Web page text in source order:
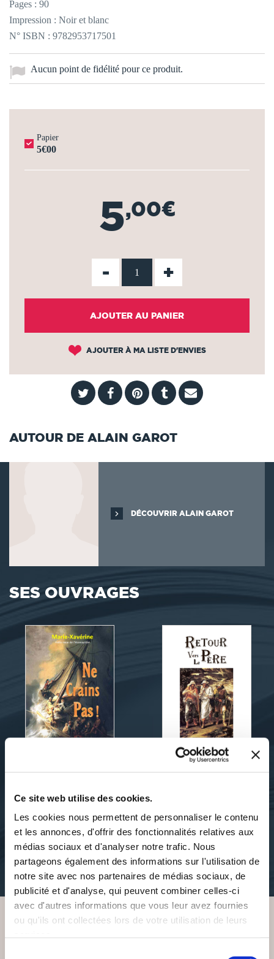
Ce site web utilise des cookies.
Les cookies nous permettent de personnaliser le contenu
et les annonces, d'offrir des fonctionnalités relatives aux
médias sociaux et d'analyser notre trafic. Nous
partageons également des informations sur l'utilisation de
notre site avec nos partenaires de médias sociaux, de
publicité et d'analyse, qui peuvent combiner celles-ci
avec d'autres informations que vous leur avez fournies
ou qu'ils ont collectées lors de votre utilisation de leurs
Pages : 90
Impression : Noir et blanc
N° ISBN : 9782953717501
Aucun point de fidélité pour ce produit.
Papier
5€00
5,00€
- +
AJOUTER AU PANIER
AJOUTER À MA LISTE D'ENVIES
AUTOUR DE ALAIN GAROT
DÉCOUVRIR ALAIN GAROT
SES OUVRAGES
Soeur Marie-Xavérine
religions-spiritualite
6€99
essais
4€99
VOUS AIMEREZ AUSSI